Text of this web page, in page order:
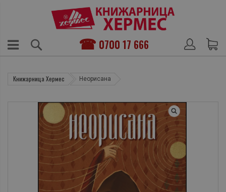
0700 17 666
Книжарница Хермес Неорисана